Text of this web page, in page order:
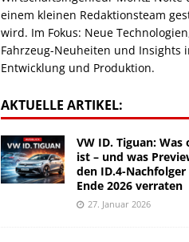
einem kleinen Redaktionsteam
wird. Im Fokus: Neue
Fahrzeug-Neuheiten und Insights
Entwicklung und Produktion.
AKTUELLE ARTIKEL:
VW ID. Tiguan:
ist – und was
den ID.4-
Ende 2026 verraten
27. Januar 2026